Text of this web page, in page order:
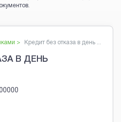
> Кредит без отказа в день ...
В ДЕНЬ